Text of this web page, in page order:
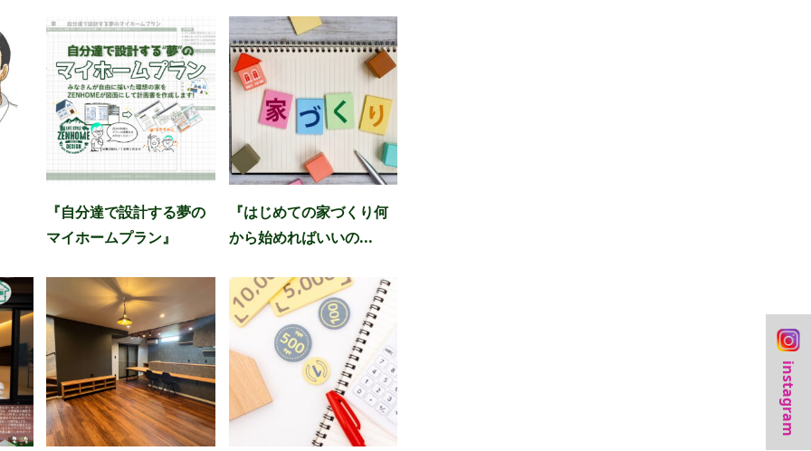
instagram
『自分達で設計する夢の
マイホームプラン』
『はじめての家づくり何
から始めればいいの...